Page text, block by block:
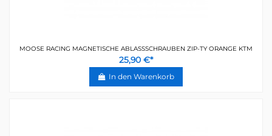
MOOSE RACING MAGNETISCHE ABLASSSCHRAUBEN ZIP-TY ORANGE KTM
25,90 €*
In den Warenkorb